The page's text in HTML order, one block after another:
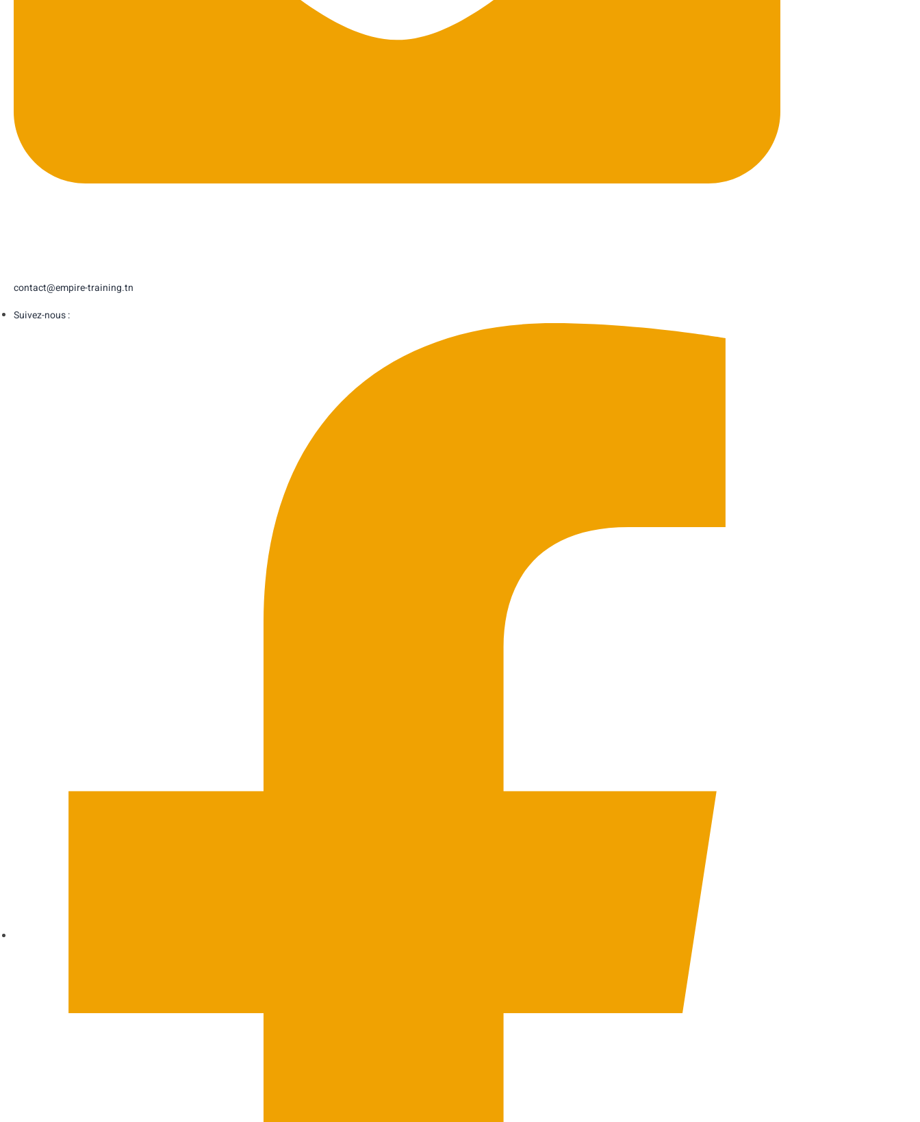
contact@empire-training.tn
Suivez-nous :